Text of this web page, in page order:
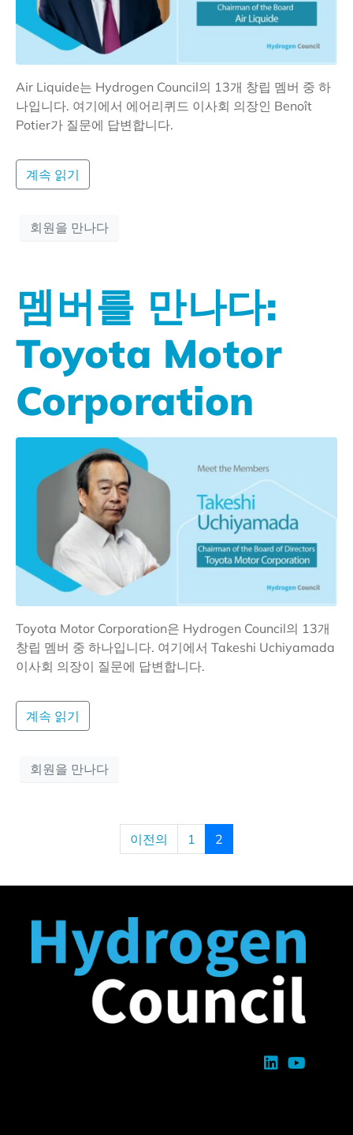
Air Liquide는 Hydrogen Council의 13개 창립 멤버 중 하
나입니다. 여기에서 에어리퀴드 이사회 의장인 Benoît
Potier가 질문에 답변합니다.
계속 읽기
회원을 만나다
멤버를 만나다:
Toyota Motor
Corporation
Toyota Motor Corporation은 Hydrogen Council의 13개
창립 멤버 중 하나입니다. 여기에서 Takeshi Uchiyamada
이사회 의장이 질문에 답변합니다.
계속 읽기
회원을 만나다
이전의 1 2